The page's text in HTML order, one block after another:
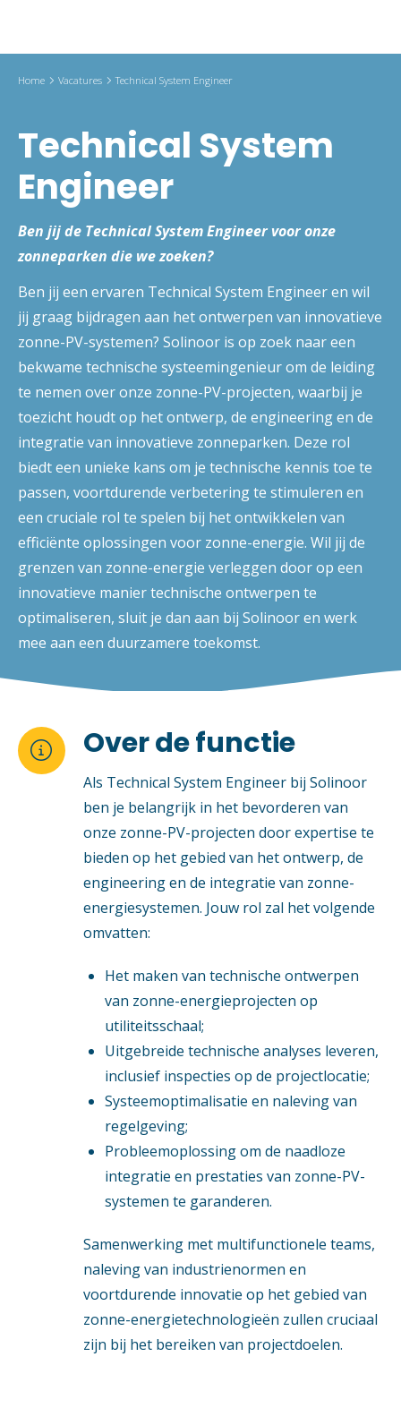
Home Vacatures Technical System Engineer
Technical System
Engineer
Ben jij de Technical System Engineer voor onze
zonneparken die we zoeken?
Ben jij een ervaren Technical System Engineer en wil
jij graag bijdragen aan het ontwerpen van innovatieve
zonne-PV-systemen? Solinoor is op zoek naar een
bekwame technische systeemingenieur om de leiding
te nemen over onze zonne-PV-projecten, waarbij je
toezicht houdt op het ontwerp, de engineering en de
integratie van innovatieve zonneparken. Deze rol
biedt een unieke kans om je technische kennis toe te
passen, voortdurende verbetering te stimuleren en
een cruciale rol te spelen bij het ontwikkelen van
efficiënte oplossingen voor zonne-energie. Wil jij de
grenzen van zonne-energie verleggen door op een
innovatieve manier technische ontwerpen te
optimaliseren, sluit je dan aan bij Solinoor en werk
mee aan een duurzamere toekomst.
 Over de functie
Als Technical System Engineer bij Solinoor
ben je belangrijk in het bevorderen van
onze zonne-PV-projecten door expertise te
bieden op het gebied van het ontwerp, de
engineering en de integratie van zonne-
energiesystemen. Jouw rol zal het volgende
omvatten:
Het maken van technische ontwerpen
van zonne-energieprojecten op
utiliteitsschaal;
Uitgebreide technische analyses leveren,
inclusief inspecties op de projectlocatie;
Systeemoptimalisatie en naleving van
regelgeving;
Probleemoplossing om de naadloze
integratie en prestaties van zonne-PV-
systemen te garanderen.
Samenwerking met multifunctionele teams,
naleving van industrienormen en
voortdurende innovatie op het gebied van
zonne-energietechnologieën zullen cruciaal
zijn bij het bereiken van projectdoelen.